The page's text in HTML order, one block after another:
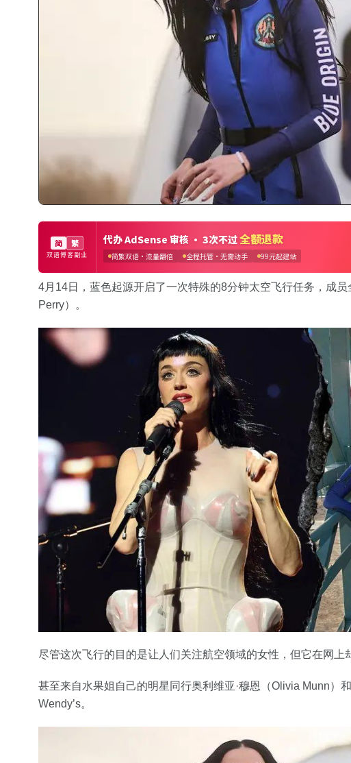
4月14日，蓝色起源开启了一次特殊的8分钟太空飞行任务，成
Perry）。
尽管这次飞行的目的是让人们关注航空领域的女性，但它在网上
甚至来自水果姐自己的明星同行奥利维亚·穆恩（Olivia Munn）
Wendy’s。